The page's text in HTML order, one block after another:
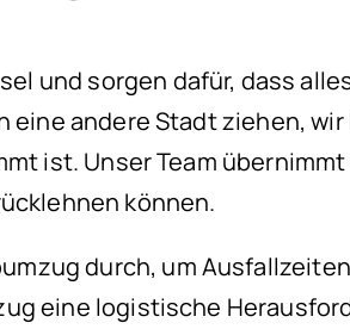
und sorgen dafür, dass
andere Stadt ziehen,
ist. Unser Team
können.
durch, um
eine logistische